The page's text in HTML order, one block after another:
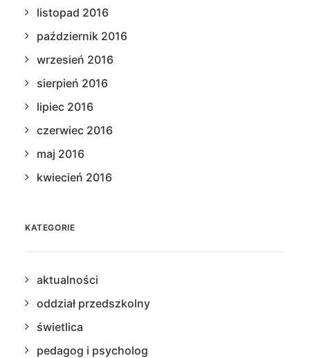
listopad 2016
październik 2016
wrzesień 2016
sierpień 2016
lipiec 2016
czerwiec 2016
maj 2016
kwiecień 2016
KATEGORIE
aktualności
oddział przedszkolny
świetlica
pedagog i psycholog